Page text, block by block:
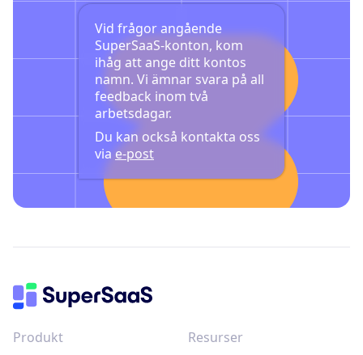
Vid frågor angående
SuperSaaS-konton, kom
ihåg att ange ditt kontos
namn. Vi ämnar svara på all
feedback inom två
arbetsdagar.
Du kan också kontakta oss
viae-post
Produkt
Resurser